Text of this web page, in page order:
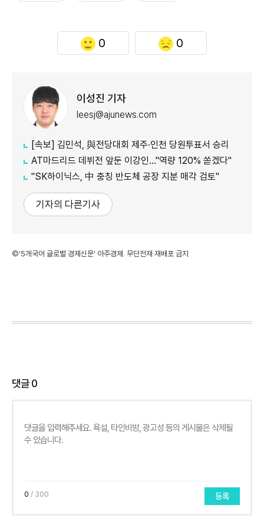
0 0
이성진 기자
leesj@ajunews.com
[속보] 김민석, 與전당대회 제주·인천 당원투표서 승리
AT마드리드 데뷔전 앞둔 이강인…"역량 120% 쏟겠다"
"SK하이닉스, 中 충칭 반도체 공장 지분 매각 검토"
기자의 다른기사
©'5개국어 글로벌 경제신문' 아주경제. 무단전재·재배포 금지
댓글0
0 / 300 등록